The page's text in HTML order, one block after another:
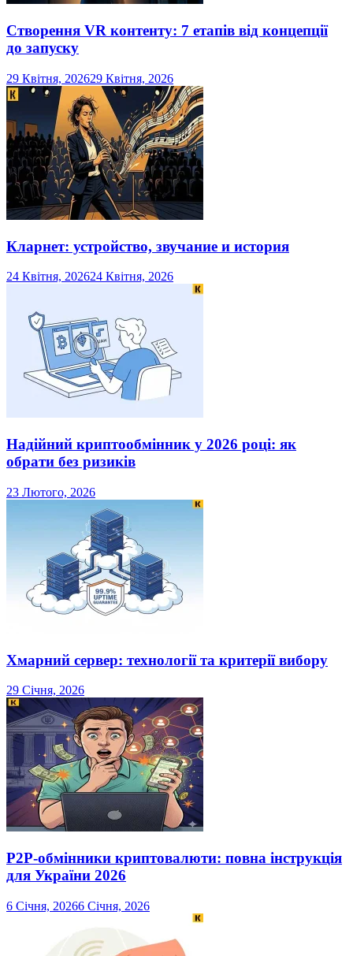
Створення VR контенту: 7 етапів від концепції
до запуску
29 Квітня, 202629 Квітня, 2026
Кларнет: устройство, звучание и история
24 Квітня, 202624 Квітня, 2026
Надійний криптообмінник у 2026 році: як
обрати без ризиків
23 Лютого, 2026
Хмарний сервер: технології та критерії вибору
29 Січня, 2026
P2P-обмінники криптовалюти: повна інструкція
для України 2026
6 Січня, 20266 Січня, 2026